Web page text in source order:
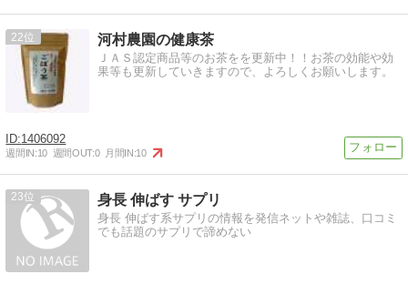
22 河村農園の健康茶
ＪＡＳ認定商品等のお茶をを更新中！！お茶の効能や効
果等も更新していきますので、よろしくお願いします。
1406092
週間IN:10 週間OUT:0 月間IN:10
23 身長 伸ばす サプリ
身長 伸ばす系サプリの情報を発信ネットや雑誌、口コミ
でも話題のサプリで諦めない